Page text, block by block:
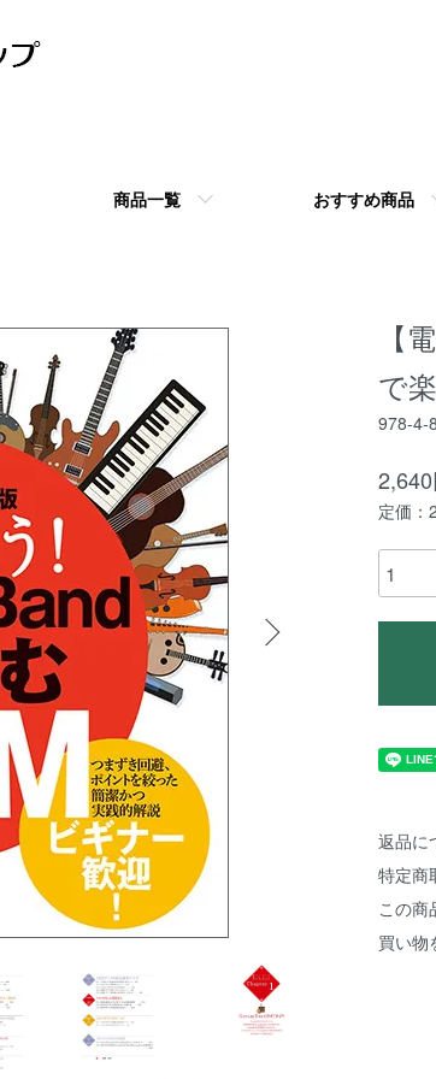
商品一覧 おすすめ商品
【
で
978-4-
定価：
返品に
特定商
この商
買い物